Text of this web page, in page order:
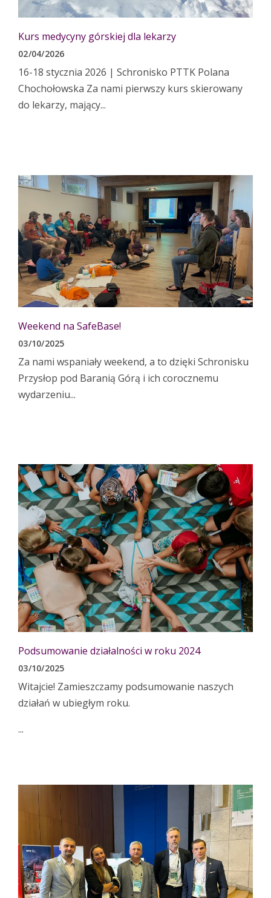
Kurs medycyny górskiej dla lekarzy
02/04/2026
16-18 stycznia 2026 | Schronisko PTTK Polana
Chochołowska Za nami pierwszy kurs skierowany
do lekarzy, mający...
Weekend na SafeBase!
03/10/2025
Za nami wspaniały weekend, a to dzięki Schronisku
Przysłop pod Baranią Górą i ich corocznemu
wydarzeniu...
Podsumowanie działalności w roku 2024
03/10/2025
Witajcie! Zamieszczamy podsumowanie naszych
działań w ubiegłym roku.
...